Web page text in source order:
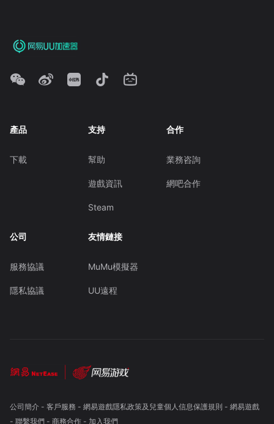
產品
下載
支持
幫助
遊戲資訊
Steam
合作
業務咨詢
網吧合作
公司
服務協議
隱私協議
友情鏈接
MuMu模擬器
UU遠程
公司簡介- 客戶服務 - 網易遊戲隱私政策及兒童個人信息保護規則 - 網易遊戲
- 聯繫我們- 商務合作- 加入我們